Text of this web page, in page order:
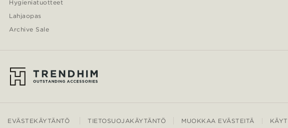
Hygieniatuotteet
Lahjaopas
Archive Sale
EVÄSTEKÄYTÄNTÖ TIETOSUOJAKÄYTÄNTÖ MUOKKAA EVÄSTEITÄ